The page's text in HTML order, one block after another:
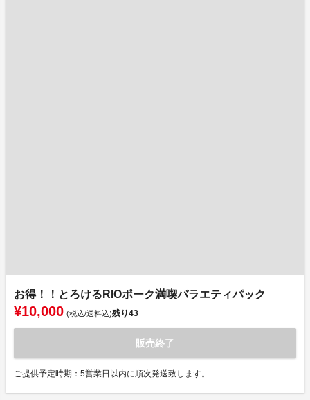
お得！！とろけるRIOポーク満喫バラエティパック
¥10,000 (税込/送料込)残り43
販売終了
ご提供予定時期：5営業日以内に順次発送致します。